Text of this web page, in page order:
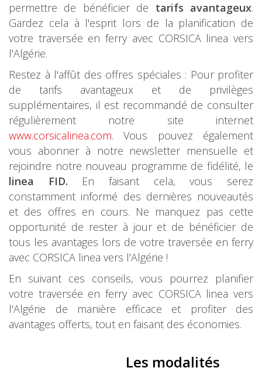
permettre de bénéficier de tarifs avantageux.
Gardez cela à l'esprit lors de la planification de
votre traversée en ferry avec CORSICA linea vers
l'Algérie.
Restez à l'affût des offres spéciales : Pour profiter
de tarifs avantageux et de privilèges
supplémentaires, il est recommandé de consulter
régulièrement notre site internet
www.corsicalinea.com. Vous pouvez également
vous abonner à notre newsletter mensuelle et
rejoindre notre nouveau programme de fidélité, le
linea FID. En faisant cela, vous serez
constamment informé des dernières nouveautés
et des offres en cours. Ne manquez pas cette
opportunité de rester à jour et de bénéficier de
tous les avantages lors de votre traversée en ferry
avec CORSICA linea vers l'Algérie !
En suivant ces conseils, vous pourrez planifier
votre traversée en ferry avec CORSICA linea vers
l'Algérie de manière efficace et profiter des
avantages offerts, tout en faisant des économies.
Les modalités